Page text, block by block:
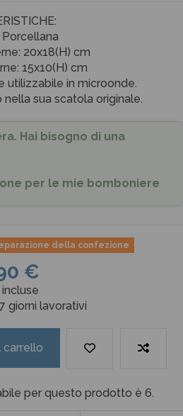
20x18(H) cm
15x10(H) cm
utilizzabile in microonde.
sua scatola originale.
Hai bisogno di una
per le mie bomboniere
della confezione
€
incluse
giorni lavorativi
carrello
per questo prodotto è 6.